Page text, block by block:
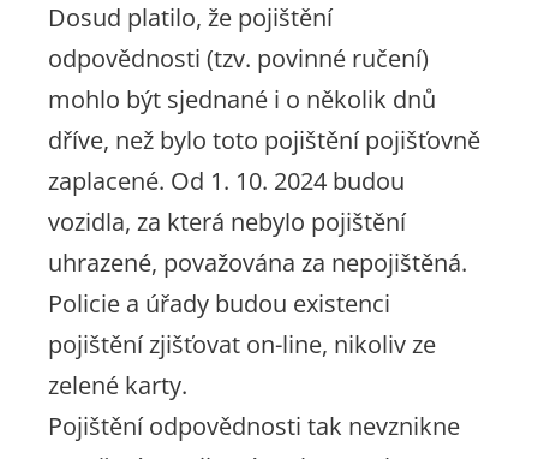
Dosud platilo, že pojištění
odpovědnosti (tzv. povinné ručení)
mohlo být sjednané i o několik dnů
dříve, než bylo toto pojištění pojišťovně
zaplacené. Od 1. 10. 2024 budou
vozidla, za která nebylo pojištění
uhrazené, považována za nepojištěná.
Policie a úřady budou existenci
pojištění zjišťovat on-line, nikoliv ze
zelené karty.
Pojištění odpovědnosti tak nevznikne